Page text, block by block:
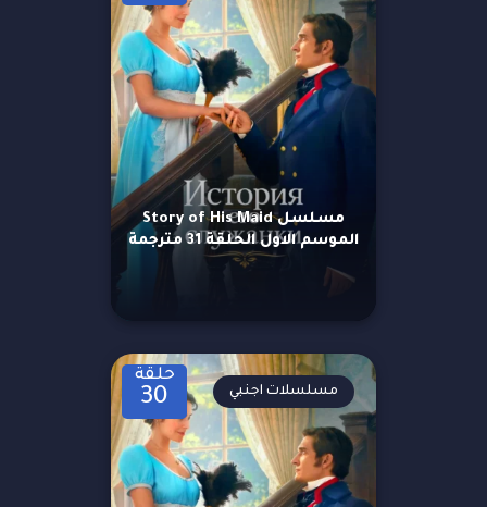
مسلسل Story of His Maid
الموسم الاول الحلقة 31 مترجمة
حلقة
30 مسلسلات اجنبي